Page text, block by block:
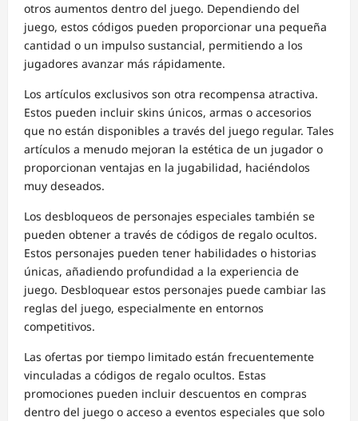
otros aumentos dentro del juego. Dependiendo del
juego, estos códigos pueden proporcionar una pequeña
cantidad o un impulso sustancial, permitiendo a los
jugadores avanzar más rápidamente.
Los artículos exclusivos son otra recompensa atractiva.
Estos pueden incluir skins únicos, armas o accesorios
que no están disponibles a través del juego regular. Tales
artículos a menudo mejoran la estética de un jugador o
proporcionan ventajas en la jugabilidad, haciéndolos
muy deseados.
Los desbloqueos de personajes especiales también se
pueden obtener a través de códigos de regalo ocultos.
Estos personajes pueden tener habilidades o historias
únicas, añadiendo profundidad a la experiencia de
juego. Desbloquear estos personajes puede cambiar las
reglas del juego, especialmente en entornos
competitivos.
Las ofertas por tiempo limitado están frecuentemente
vinculadas a códigos de regalo ocultos. Estas
promociones pueden incluir descuentos en compras
dentro del juego o acceso a eventos especiales que solo